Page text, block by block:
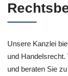
Unsere Kanzlei
und
und beraten Sie